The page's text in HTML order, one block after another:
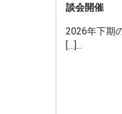
談会開催
2026年下期
[…]...